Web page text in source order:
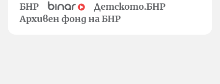
БНР
Детското.БНР
Архивен фонд на БНР